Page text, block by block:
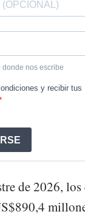
de 2026, los